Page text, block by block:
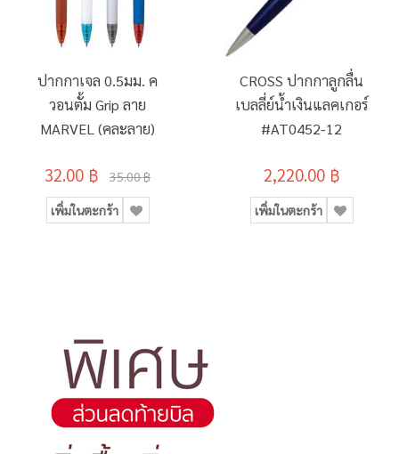
ปากกาเจล 0.5มม. ค
วอนตั้ม Grip ลาย
MARVEL (คละลาย)
32.00 ฿ 35.00 ฿
เพิ่มในตะกร้า
CROSS ปากกาลูกลื่น
เบลลี่ย์น้ำเงินแลคเกอร์
#AT0452-12
2,220.00 ฿
เพิ่มในตะกร้า